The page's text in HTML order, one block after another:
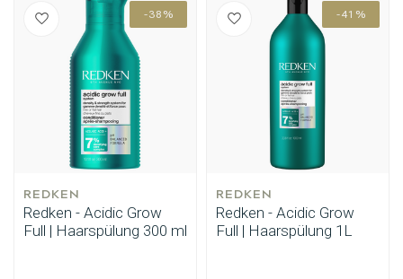
-38%
REDKEN
Redken - Acidic Grow
Full | Haarspülung 300 ml
-41%
REDKEN
Redken - Acidic Grow
Full | Haarspülung 1L